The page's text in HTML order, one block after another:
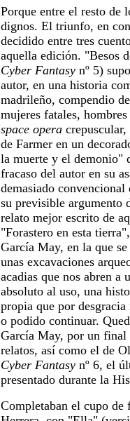
Porque entre el resto de
dignos. El triunfo, en
decidido entre tres
aquella edición. "Besos
Cyber Fantasy nº 5)
autor, en una historia
madrileño, compendio
mujeres fatales,
space opera
de Farmer en un
la muerte y el demonio"
fracaso del autor en su
demasiado
su previsible argumento
relato mejor escrito de
"Forastero en esta
García May, en la que
unas excavaciones
acadias que nos abren a
absoluto al uso, una
propia que por
o podido continuar.
García May, por un final
relatos, así como el de
Cyber Fantasy nº 6, el
presentado durante la
Completaban el cupo